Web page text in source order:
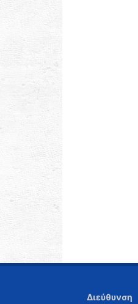
Διεύθυνση